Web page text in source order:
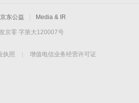
京东公益 Media & IR
京零 字第大120007号
执照
增值电信业务经营许可证